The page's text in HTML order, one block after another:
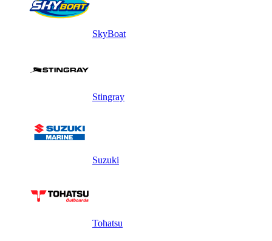
SkyBoat
Stingray
Suzuki
Tohatsu